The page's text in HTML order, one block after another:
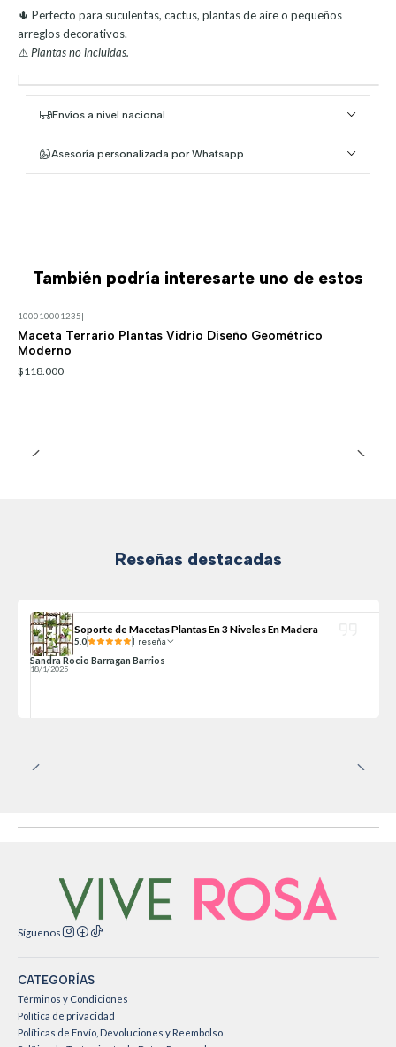
🌵 Perfecto para suculentas, cactus, plantas de aire o pequeños
arreglos decorativos.
⚠️ Plantas no incluidas.
Envíos a nivel nacional
Asesoría personalizada por Whatsapp
También podría interesarte uno de estos
100010001235|
Maceta Terrario Plantas Vidrio Diseño Geométrico
Moderno
$118.000
Reseñas destacadas
Soporte de Macetas Plantas En 3 Niveles En Madera
5.0 1 reseña
Sandra Rocio Barragan Barrios
18/1/2025
Síguenos
CATEGORÍAS
Términos y Condiciones
Política de privacidad
Políticas de Envío, Devoluciones y Reembolso